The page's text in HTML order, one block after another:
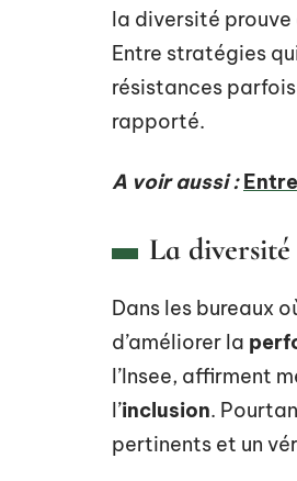
la diversité prouve
Entre stratégies
résistances
rapporté.
A voir aussi :
La
Dans les bureaux
d’améliorer la
l’Insee, affirment
l’inclusion.
pertinents et un